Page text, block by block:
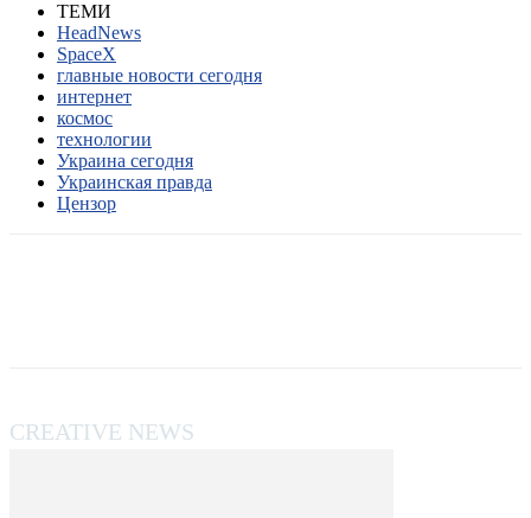
ТЕМИ
HeadNews
SpaceX
главные новости сегодня
интернет
космос
технологии
Украина сегодня
Украинская правда
Цензор
CREATIVE NEWS